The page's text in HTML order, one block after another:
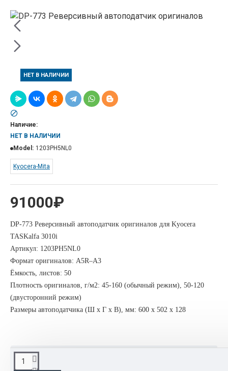
НЕТ В НАЛИЧИИ
91000₽
Наличие:
НЕТ В НАЛИЧИИ
Model: 1203PH5NL0
Kyocera-Mita
DP-773 Реверсивный автоподатчик оригиналов для Kyocera
TASKalfa 3010i
Артикул: 1203PH5NL0
Формат оригиналов: A5R–A3
Ёмкость, листов: 50
Плотность оригиналов, г/м2: 45-160 (обычный режим), 50-120
(двусторонний режим)
Размеры автоподатчика (Ш x Г x В), мм: 600 х 502 х 128
ОПИСАНИЕ